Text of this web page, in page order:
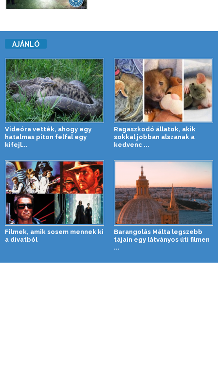
AJÁNLÓ
Videóra vették, ahogy egy
hatalmas piton felfal egy
kifejl...
Ragaszkodó állatok, akik
sokkal jobban alszanak a
kedvenc ...
Filmek, amik sosem mennek ki
a divatból
Barangolás Málta legszebb
tájain egy látványos úti filmen
...